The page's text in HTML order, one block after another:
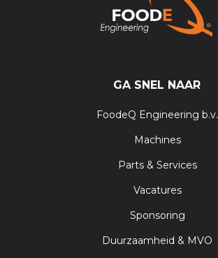
GA SNEL NAAR
FoodeQ Engineering b.v.
Machines
Parts & Services
Vacatures
Sponsoring
Duurzaamheid & MVO